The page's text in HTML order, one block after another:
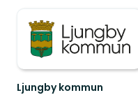
Ljungby kommun